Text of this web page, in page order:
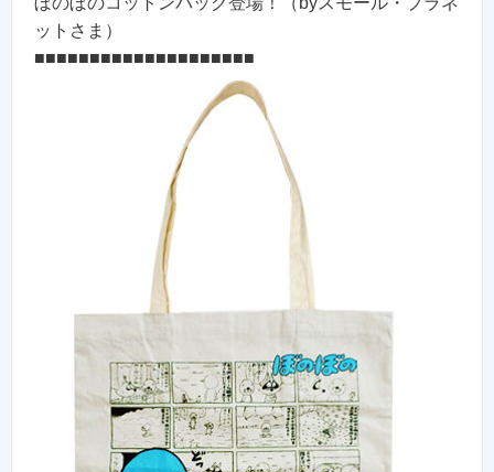
ットさま）
■■■■■■■■■■■■■■■■■■■■